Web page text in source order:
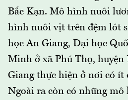
Bắc Kạn. Mô hình nuôi
hình nuôi vịt trên đệm lót
học An Giang, Đại học
Minh ở xã Phú Thọ,
Giang thực hiện ở nơi có ít
Ngoài ra còn có những